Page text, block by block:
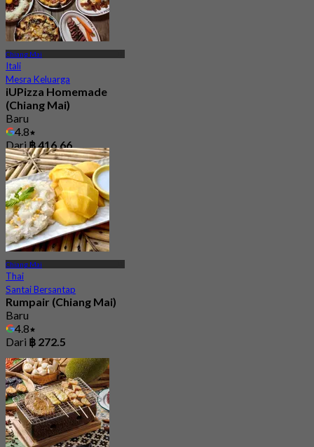
Chiang Mai
Itali
Mesra Keluarga
iUPizza Homemade
(Chiang Mai)
Baru
4.8
Dari ฿ 416.66
Chiang Mai
Thai
Santai Bersantap
Rumpair (Chiang Mai)
Baru
4.8
Dari ฿ 272.5